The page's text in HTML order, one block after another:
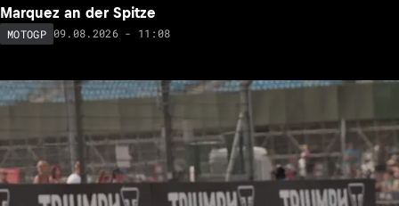
Marquez an der Spitze
MOTOGP 09.08.2026 - 11:08